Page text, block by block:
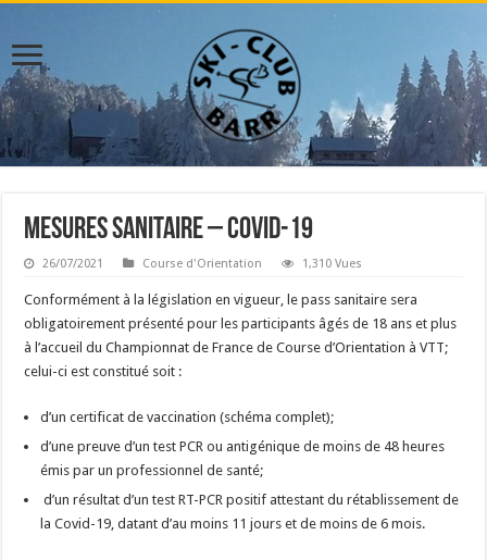
Mesures sanitaire – Covid-19
26/07/2021 Course d'Orientation 1,310 Vues
Conformément à la législation en vigueur, le pass sanitaire sera
obligatoirement présenté pour les participants âgés de 18 ans et plus
à l’accueil du Championnat de France de Course d’Orientation à VTT;
celui-ci est constitué soit :
d’un certificat de vaccination (schéma complet);
d’une preuve d’un test PCR ou antigénique de moins de 48 heures
émis par un professionnel de santé;
d’un résultat d’un test RT-PCR positif attestant du rétablissement de
la Covid-19, datant d’au moins 11 jours et de moins de 6 mois.